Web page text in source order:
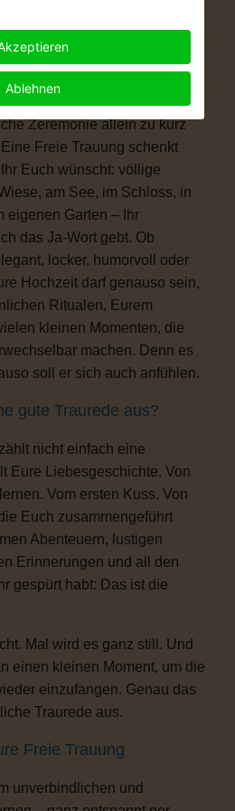
sich eine Hochzeit, die
Vielleicht ist eine kirchliche
für Euch. Vielleicht ist
Zeremonie allein zu kurz
Freie Trauung schenkt
Euch wünscht: völlige
am See, im Schloss, in
eigenen Garten – Ihr
das Ja-Wort gebt. Ob
locker, humorvoll oder
Hochzeit darf genauso sein,
Ritualen, Eurem
kleinen Momenten, die
machen. Denn es
soll er sich auch anfühlen.
gute Traurede aus?
nicht einfach eine
Eure Liebesgeschichte. Von
Vom ersten Kuss. Von
Euch zusammengeführt
Abenteuern, lustigen
Erinnerungen und all den
gespürt habt: Das ist die
Mal wird es ganz still. Und
einen kleinen Moment, um die
einzufangen. Genau das
Traurede aus.
Freie Trauung
unverbindlichen und
Ablehnen